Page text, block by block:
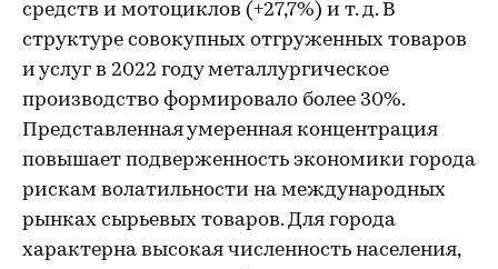
средств и мотоциклов (+27,7%) и т. д. В
структуре совокупных отгруженных товаров
и услуг в 2022 году металлургическое
производство формировало более 30%.
Представленная умеренная концентрация
повышает подверженность экономики города
рискам волатильности на международных
рынках сырьевых товаров. Для города
характерна высокая численность населения,